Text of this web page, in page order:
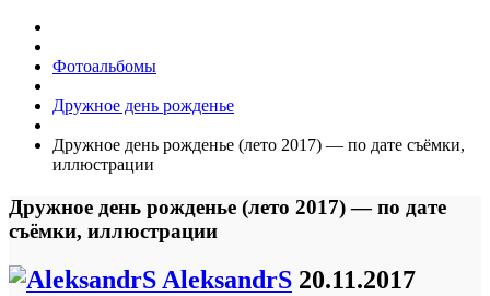
Фотоальбомы
Дружное день рожденье
Дружное день рожденье (лето 2017) — по дате съёмки,
иллюстрации
Дружное день рожденье (лето 2017) — по дате
съёмки, иллюстрации
AleksandrS 20.11.2017